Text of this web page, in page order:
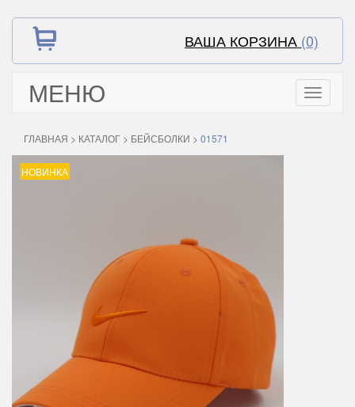
ВАША КОРЗИНА (0)
МЕНЮ
Toggle
ГЛАВНАЯ > КАТАЛОГ > БЕЙСБОЛКИ > 01571
НОВИНКА